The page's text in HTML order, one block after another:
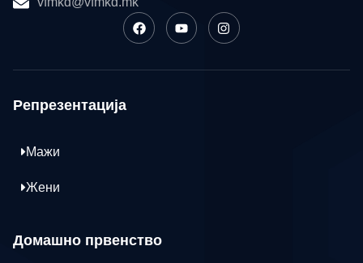
Репрезентација
Мажи
Жени
Домашно првенство